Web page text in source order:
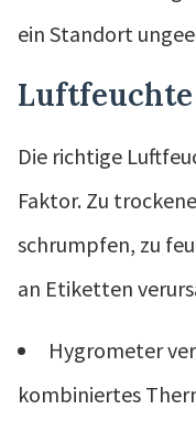
ein Standort
Die richtige
Faktor. Zu
schrumpfen, zu
an Etiketten
Hygrometer
kombiniertes